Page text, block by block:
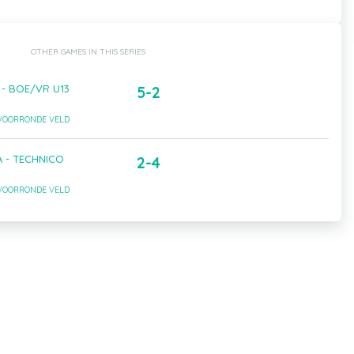
OTHER GAMES IN THIS SERIES
BOE/VR U13
VELD
5-2
- TECHNICO
VELD
2-4